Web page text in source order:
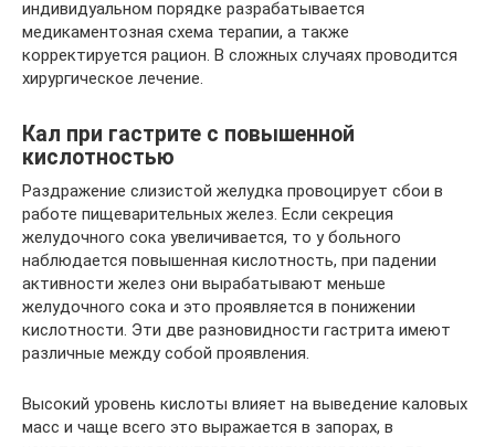
индивидуальном порядке разрабатывается
медикаментозная схема терапии, а также
корректируется рацион. В сложных случаях проводится
хирургическое лечение.
Кал при гастрите с повышенной
кислотностью
Раздражение слизистой желудка провоцирует сбои в
работе пищеварительных желез. Если секреция
желудочного сока увеличивается, то у больного
наблюдается повышенная кислотность, при падении
активности желез они вырабатывают меньше
желудочного сока и это проявляется в понижении
кислотности. Эти две разновидности гастрита имеют
различные между собой проявления.
Высокий уровень кислоты влияет на выведение каловых
масс и чаще всего это выражается в запорах, в